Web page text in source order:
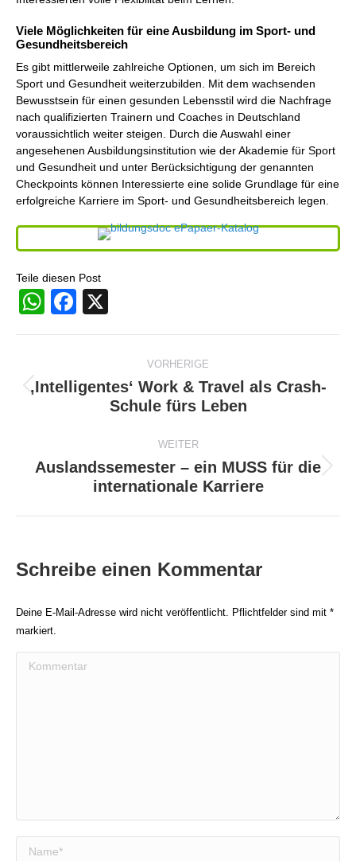
Viele Möglichkeiten für eine Ausbildung im Sport- und
Gesundheitsbereich
Es gibt mittlerweile zahlreiche Optionen, um sich im Bereich
Sport und Gesundheit weiterzubilden. Mit dem wachsenden
Bewusstsein für einen gesunden Lebensstil wird die Nachfrage
nach qualifizierten Trainern und Coaches in Deutschland
voraussichtlich weiter steigen. Durch die Auswahl einer
angesehenen Ausbildungsinstitution wie der Akademie für Sport
und Gesundheit und unter Berücksichtigung der genannten
Checkpoints können Interessierte eine solide Grundlage für eine
erfolgreiche Karriere im Sport- und Gesundheitsbereich legen.
Teile diesen Post
WhatsApp
Facebook
VORHERIGE
Vorheriger
‚Intelligentes‘ Work & Travel als Crash-
Schule fürs Leben
WEITER
Nächster
Auslandssemester – ein MUSS für die
internationale Karriere
Schreibe einen Kommentar
Deine E-Mail-Adresse wird nicht veröffentlicht. Pflichtfelder sind mit *
markiert.
Kommentar
Name *